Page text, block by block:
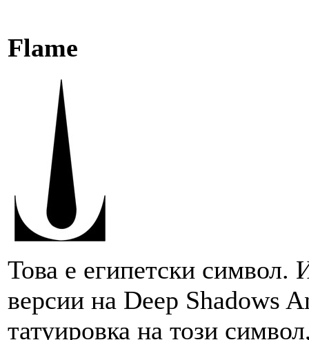
Flame
Това е египетски символ.
версии на Deep Shadows
татуировка на този